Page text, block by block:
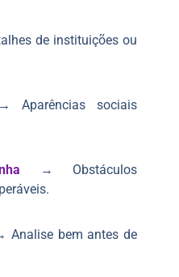
de instituições ou
Aparências sociais
→ Obstáculos
Analise bem antes de